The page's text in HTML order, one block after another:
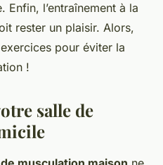
Enfin, l’entraînement à la
rester un plaisir. Alors,
pour éviter la
!
salle de